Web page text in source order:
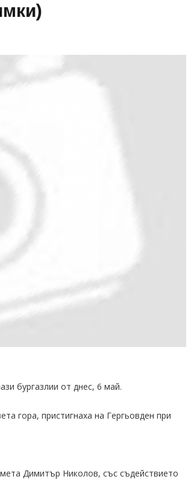
бургазлии от днес, 6 май.
гора, пристигнаха на Гергьовден при
Димитър Николов, със съдействието